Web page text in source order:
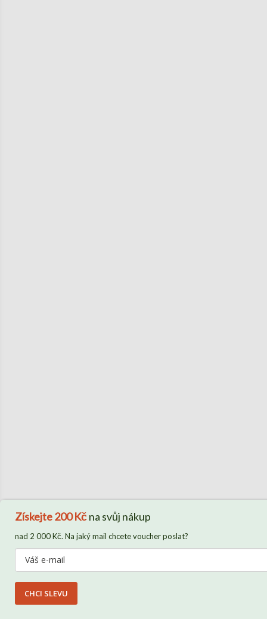
Získejte200 Kčna svůj nákup
nad 2 000 Kč. Na jaký mail chcete voucher poslat?
CHCI SLEVU